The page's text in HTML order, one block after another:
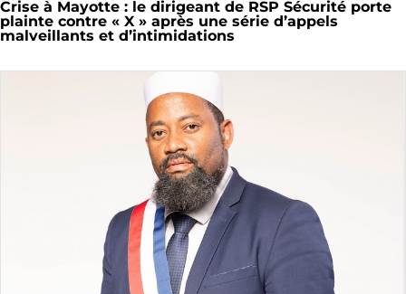
Crise à Mayotte : le dirigeant de RSP Sécurité porte
plainte contre « X » après une série d’appels
malveillants et d’intimidations